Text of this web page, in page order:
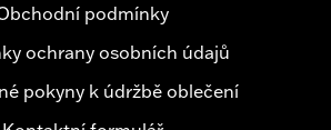
podmínky
ochrany osobních údajů
pokyny k údržbě oblečení